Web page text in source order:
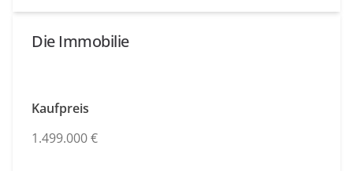
Die Immobilie
Kaufpreis
1.499.000 €